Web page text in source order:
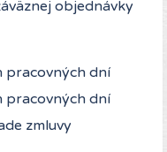
objednávky
pracovných dní
pracovných dní
zmluvy